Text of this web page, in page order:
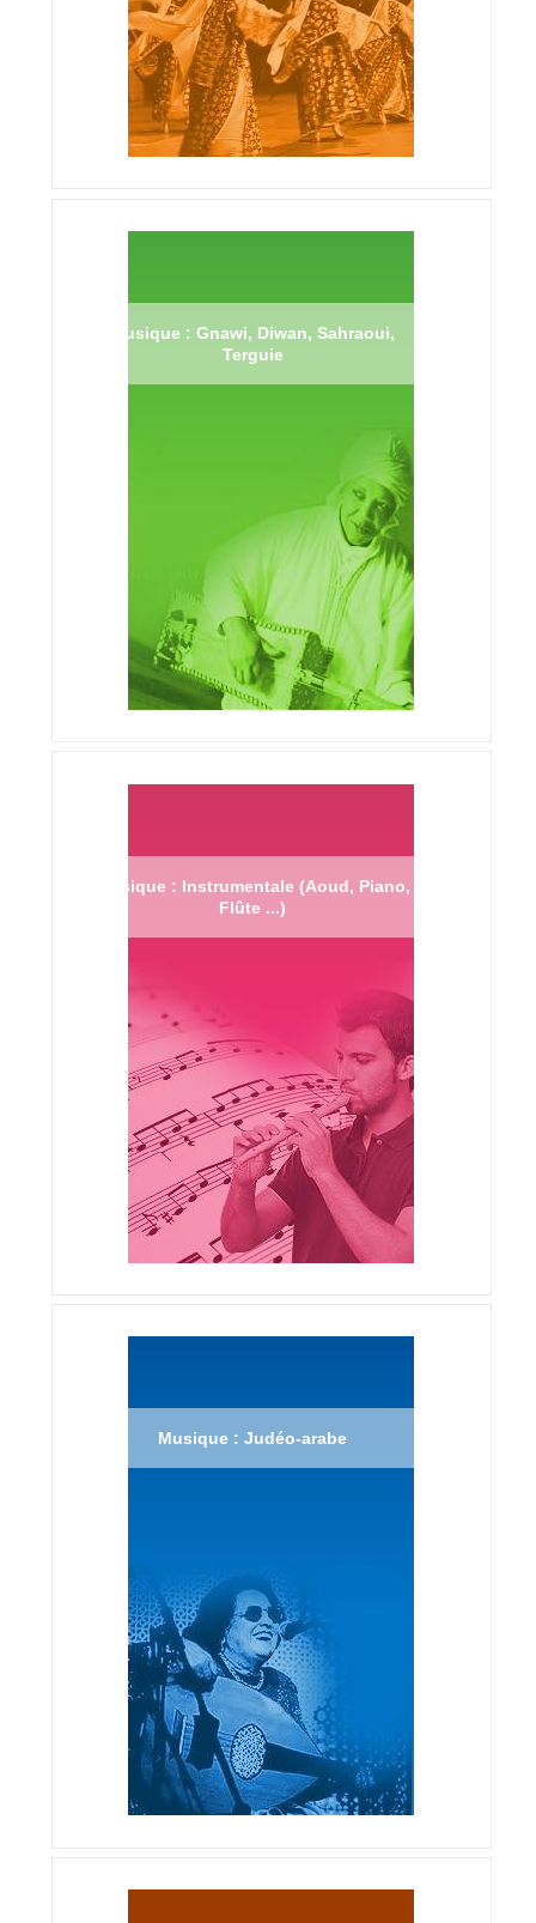
Musique : Gnawi, Diwan, Sahraoui,
Terguie
Musique : Instrumentale (Aoud, Piano,
Flûte ...)
Musique : Judéo-arabe